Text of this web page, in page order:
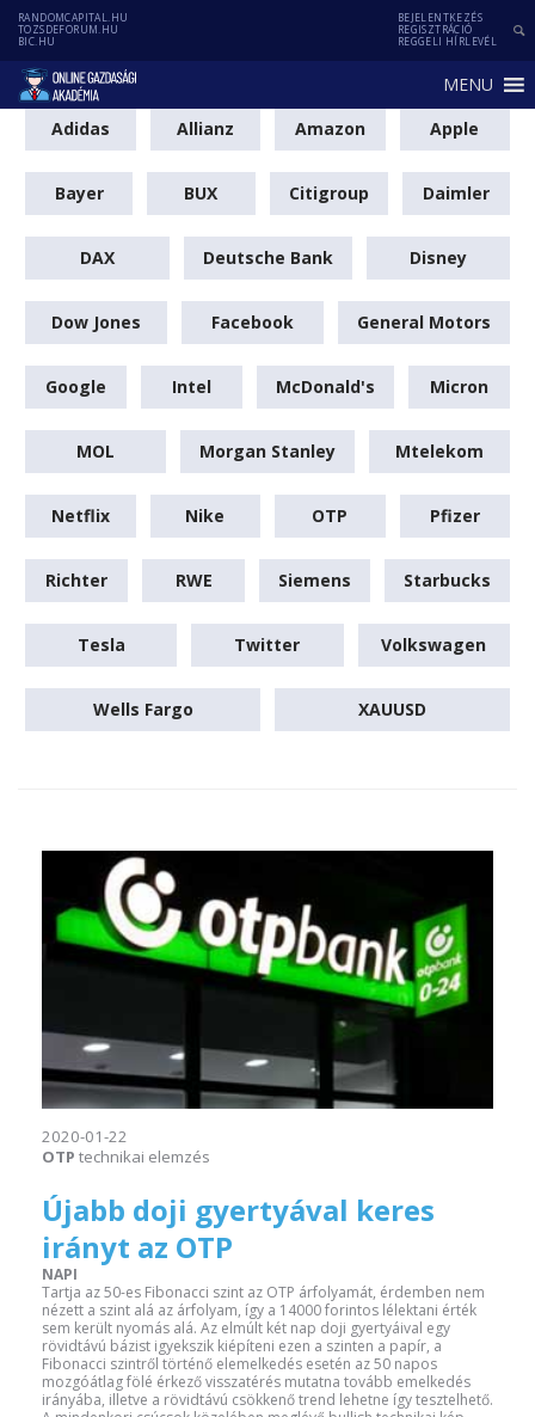
RANDOMCAPITAL.HU
TOZSDEFORUM.HU
BIC.HU
BEJELENTKEZÉS
REGISZTRÁCIÓ
REGGELI HÍRLEVÉL
MENU
Adidas
Allianz Amazon Apple
Bayer BUX Citigroup Daimler
DAX Deutsche Bank Disney
Dow Jones Facebook General Motors
Google Intel McDonald's Micron
MOL Morgan Stanley Mtelekom
Netflix Nike OTP Pfizer
Richter RWE Siemens Starbucks
Tesla Twitter Volkswagen
Wells Fargo XAUUSD
2020-01-22
OTP technikai elemzés
Újabb doji gyertyával keres
irányt az OTP
NAPI
Tartja az 50-es Fibonacci szint az OTP árfolyamát, érdemben nem
nézett a szint alá az árfolyam, így a 14000 forintos lélektani érték
sem került nyomás alá. Az elmúlt két nap doji gyertyáival egy
rövidtávú bázist igyekszik kiépíteni ezen a szinten a papír, a
Fibonacci szintről történő elemelkedés esetén az 50 napos
mozgóátlag fölé érkező visszatérés mutatna tovább emelkedés
irányába, illetve a rövidtávú csökkenő trend lehetne így tesztelhető.